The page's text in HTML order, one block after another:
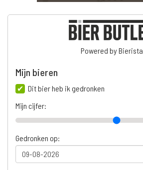
Powered by Bierista
Mijn bieren
Dit bier heb ik gedronken
Mijn cijfer:
Gedronken op: